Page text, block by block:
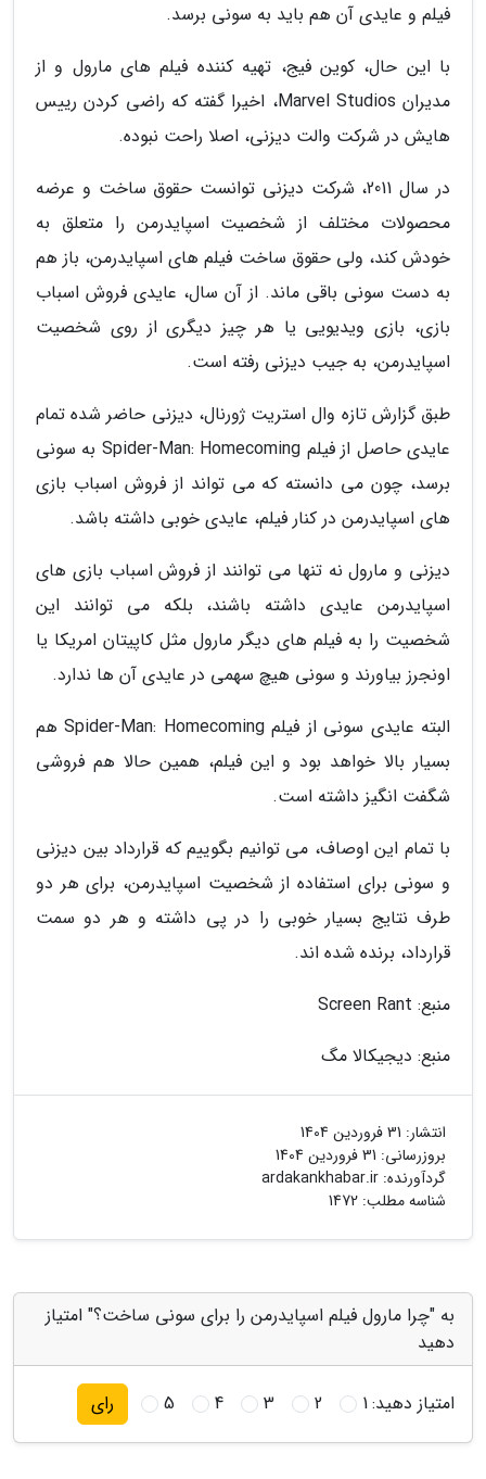
فیلم و عایدی آن هم باید به سونی برسد.
با این حال، کوین فیج، تهیه کننده فیلم های مارول و از
مدیران Marvel Studios، اخیرا گفته که راضی کردن رییس
هایش در شرکت والت دیزنی، اصلا راحت نبوده.
در سال 2011، شرکت دیزنی توانست حقوق ساخت و عرضه
محصولات مختلف از شخصیت اسپایدرمن را متعلق به
خودش کند، ولی حقوق ساخت فیلم های اسپایدرمن، باز هم
به دست سونی باقی ماند. از آن سال، عایدی فروش اسباب
بازی، بازی ویدیویی یا هر چیز دیگری از روی شخصیت
اسپایدرمن، به جیب دیزنی رفته است.
طبق گزارش تازه وال استریت ژورنال، دیزنی حاضر شده تمام
عایدی حاصل از فیلم Spider-Man: Homecoming به سونی
برسد، چون می دانسته که می تواند از فروش اسباب بازی
های اسپایدرمن در کنار فیلم، عایدی خوبی داشته باشد.
دیزنی و مارول نه تنها می توانند از فروش اسباب بازی های
اسپایدرمن عایدی داشته باشند، بلکه می توانند این
شخصیت را به فیلم های دیگر مارول مثل کاپیتان امریکا یا
اونجرز بیاورند و سونی هیچ سهمی در عایدی آن ها ندارد.
البته عایدی سونی از فیلم Spider-Man: Homecoming هم
بسیار بالا خواهد بود و این فیلم، همین حالا هم فروشی
شگفت انگیز داشته است.
با تمام این اوصاف، می توانیم بگوییم که قرارداد بین دیزنی
و سونی برای استفاده از شخصیت اسپایدرمن، برای هر دو
طرف نتایج بسیار خوبی را در پی داشته و هر دو سمت
قرارداد، برنده شده اند.
منبع: Screen Rant
منبع: دیجیکالا مگ
انتشار: 31 فروردین 1404
بروزرسانی: 31 فروردین 1404
گردآورنده: ardakankhabar.ir
شناسه مطلب: 1472
به "چرا مارول فیلم اسپایدرمن را برای سونی ساخت؟" امتیاز
دهید
امتیاز دهید:1
2
3
4
5 رای